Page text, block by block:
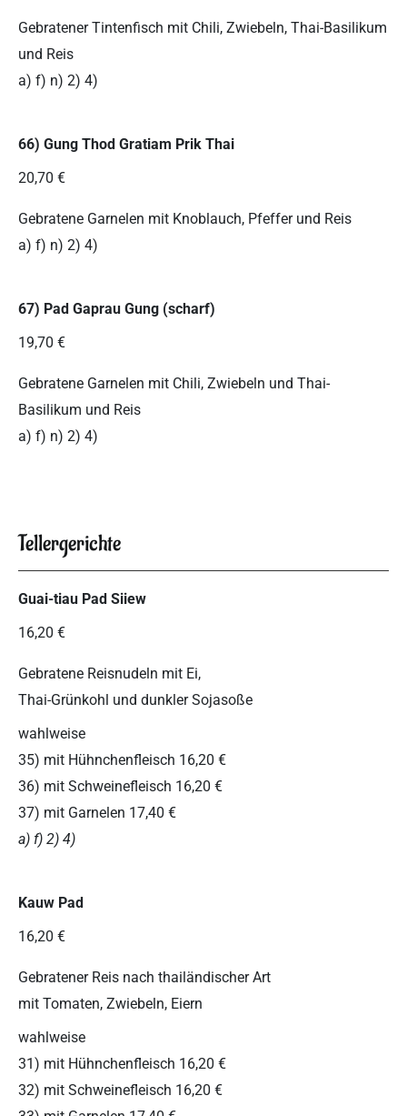
Gebratener Tintenfisch mit Chili, Zwiebeln, Thai-Basilikum
und Reis
a) f) n) 2) 4)
66) Gung Thod Gratiam Prik Thai
20,70 €
Gebratene Garnelen mit Knoblauch, Pfeffer und Reis
a) f) n) 2) 4)
67) Pad Gaprau Gung (scharf)
19,70 €
Gebratene Garnelen mit Chili, Zwiebeln und Thai-
Basilikum und Reis
a) f) n) 2) 4)
Tellergerichte
Guai-tiau Pad Siiew
16,20 €
Gebratene Reisnudeln mit Ei,
Thai-Grünkohl und dunkler Sojasoße
wahlweise
35) mit Hühnchenfleisch 16,20 €
36) mit Schweinefleisch 16,20 €
37) mit Garnelen 17,40 €
a) f) 2) 4)
Kauw Pad
16,20 €
Gebratener Reis nach thailändischer Art
mit Tomaten, Zwiebeln, Eiern
wahlweise
31) mit Hühnchenfleisch 16,20 €
32) mit Schweinefleisch 16,20 €